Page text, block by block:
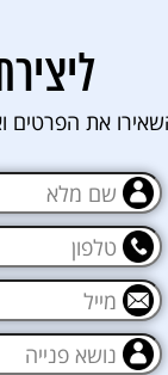
את הפרטים